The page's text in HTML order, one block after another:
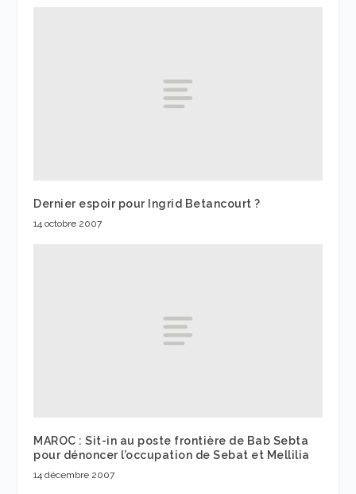
Dernier espoir pour Ingrid Betancourt ?
14 octobre 2007
MAROC : Sit-in au poste frontière de Bab Sebta
pour dénoncer l’occupation de Sebat et Mellilia
14 décembre 2007